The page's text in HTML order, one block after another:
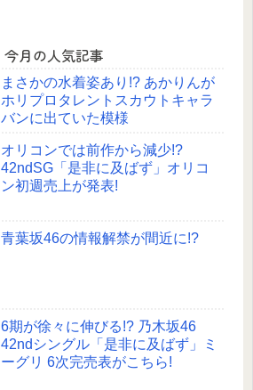
今月の人気記事
まさかの水着姿あり!? あかりんが
ホリプロタレントスカウトキャラ
バンに出ていた模様
オリコンでは前作から減少!?
42ndSG「是非に及ばず」オリコ
ン初週売上が発表!
青葉坂46の情報解禁が間近に!?
6期が徐々に伸びる!? 乃木坂46
42ndシングル「是非に及ばず」ミ
ーグリ 6次完売表がこちら!